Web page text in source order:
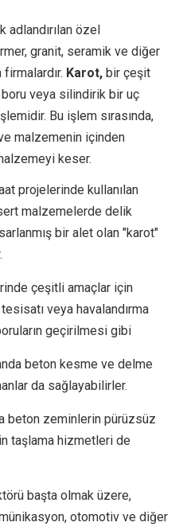
adlandırılan özel
granit, seramik ve diğer
Karot, bir çeşit
veya silindirik bir uç
Bu işlem sırasında,
malzemenin içinden
keser.
projelerinde kullanılan
malzemelerde delik
bir alet olan "karot"
çeşitli amaçlar için
veya havalandırma
geçirilmesi gibi
beton kesme ve delme
da sağlayabilirler.
beton zeminlerin pürüzsüz
taşlama hizmetleri de
başta olmak üzere,
otomotiv ve diğer